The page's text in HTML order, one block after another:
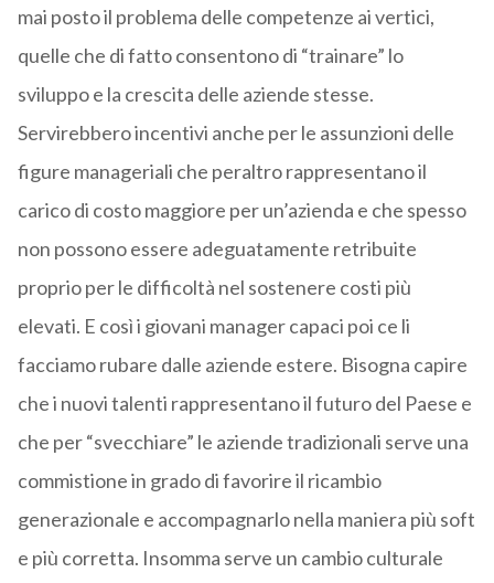
mai posto il problema delle competenze ai vertici,
quelle che di fatto consentono di “trainare” lo
sviluppo e la crescita delle aziende stesse.
Servirebbero incentivi anche per le assunzioni delle
figure manageriali che peraltro rappresentano il
carico di costo maggiore per un’azienda e che spesso
non possono essere adeguatamente retribuite
proprio per le difficoltà nel sostenere costi più
elevati. E così i giovani manager capaci poi ce li
facciamo rubare dalle aziende estere. Bisogna capire
che i nuovi talenti rappresentano il futuro del Paese e
che per “svecchiare” le aziende tradizionali serve una
commistione in grado di favorire il ricambio
generazionale e accompagnarlo nella maniera più soft
e più corretta. Insomma serve un cambio culturale